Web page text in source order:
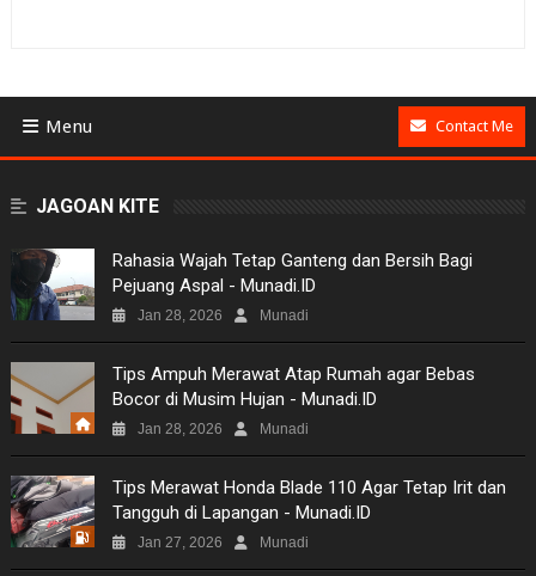
Menu
NEWS
MOVIES
TECH
MUSIC
Contact Me
JAGOAN KITE
Rahasia Wajah Tetap Ganteng dan Bersih Bagi
Pejuang Aspal - Munadi.ID
Jan 28, 2026 Munadi
Tips Ampuh Merawat Atap Rumah agar Bebas
Bocor di Musim Hujan - Munadi.ID
Jan 28, 2026 Munadi
Tips Merawat Honda Blade 110 Agar Tetap Irit dan
Tangguh di Lapangan - Munadi.ID
Jan 27, 2026 Munadi